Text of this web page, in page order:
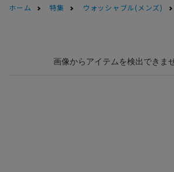
ホーム
特集 ウォッシャブル(メンズ)